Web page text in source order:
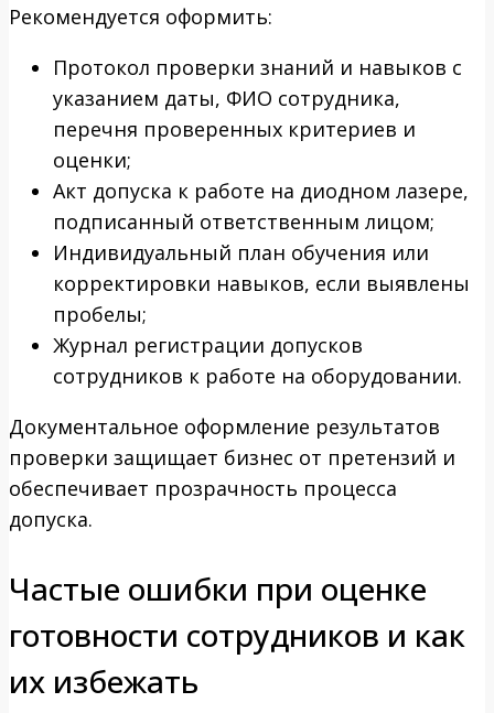
Рекомендуется оформить:
Протокол проверки знаний и навыков с
указанием даты, ФИО сотрудника,
перечня проверенных критериев и
оценки;
Акт допуска к работе на диодном лазере,
подписанный ответственным лицом;
Индивидуальный план обучения или
корректировки навыков, если выявлены
пробелы;
Журнал регистрации допусков
сотрудников к работе на оборудовании.
Документальное оформление результатов
проверки защищает бизнес от претензий и
обеспечивает прозрачность процесса
допуска.
Частые ошибки при оценке
готовности сотрудников и как
их избежать